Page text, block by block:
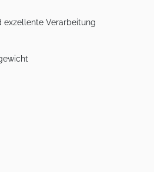
exzellente Verarbeitung